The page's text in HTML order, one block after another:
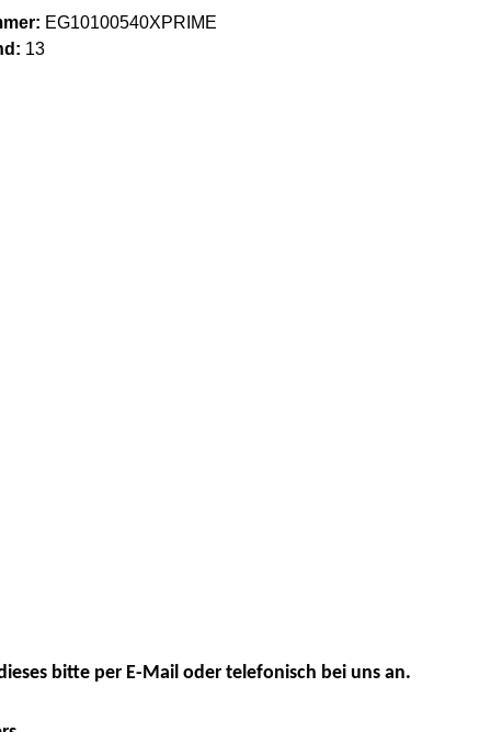
EG10100540XPRIME
13
bitte per E-Mail oder telefonisch bei uns an.